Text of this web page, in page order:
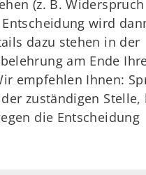
(z. B. Widerspruch
wird
dazu stehen in der
am Ende
empfehlen Ihnen:
zuständigen Stelle,
die Entscheidung